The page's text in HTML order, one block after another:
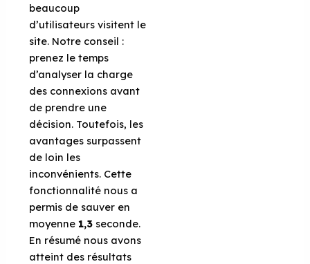
beaucoup
d’utilisateurs visitent le
site. Notre conseil :
prenez le temps
d’analyser la charge
des connexions avant
de prendre une
décision. Toutefois, les
avantages surpassent
de loin les
inconvénients. Cette
fonctionnalité nous a
permis de sauver en
moyenne1,3 seconde.
En résumé nous avons
atteint des résultats